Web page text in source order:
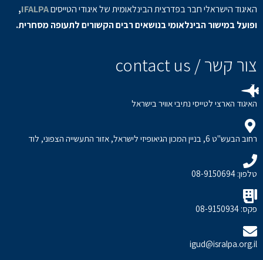
האיגוד הישראלי חבר בפדרצית הבינלאומית של איגודי הטייסיםIFALPA
,
ופועל במישור הבינלאומי בנושאים רבים הקשורים לתעופה מסחרית.
צור קשר / contact us
האיגוד הארצי לטייסי נתיבי אוויר בישראל
רחוב הבעש"ט 6, בניין המכון הגיאופיזי לישראל, אזור התעשייה הצפוני, לוד
טלפון: 08-9150694
פקס: 08-9150934
igud@isralpa.org.il